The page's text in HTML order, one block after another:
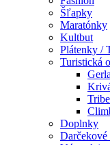
Šľapky
Maratónky
Kultbut
Plátenky /
Turistická
Doplnky